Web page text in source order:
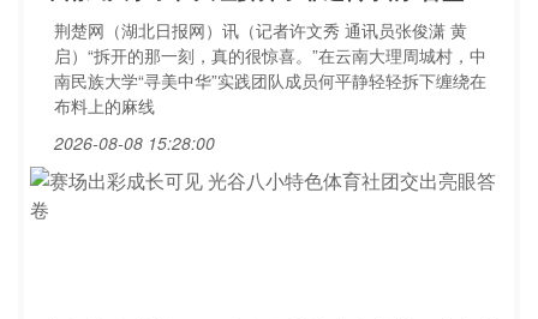
荆楚网（湖北日报网）讯（记者许文秀 通讯员张俊潇 黄
启）“拆开的那一刻，真的很惊喜。”在云南大理周城村，中
南民族大学“寻美中华”实践团队成员何平静轻轻拆下缠绕在
布料上的麻线
2026-08-08 15:28:00